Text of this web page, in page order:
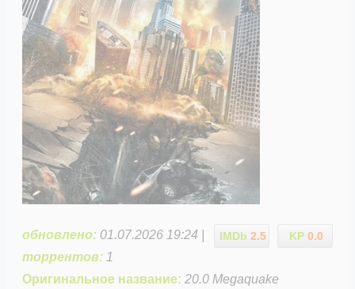
KP 0.0
IMDb 2.5
обновлено: 01.07.2026 19:24 |
торрентов: 1
Оригинальное название: 20.0 Megaquake